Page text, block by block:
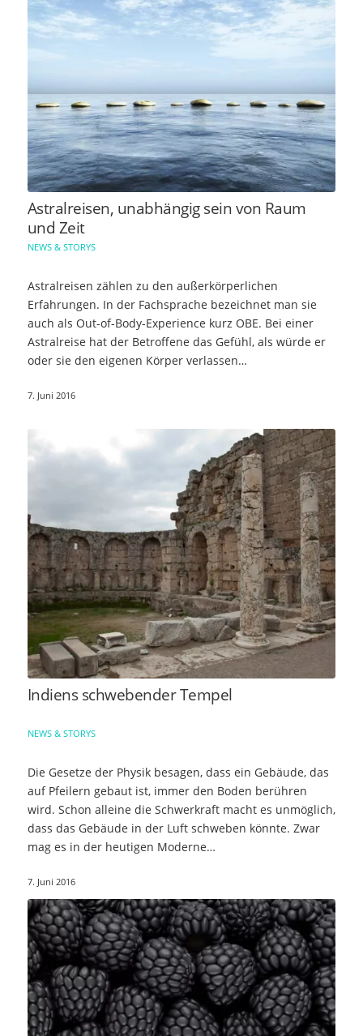
Astralreisen, unabhängig sein von Raum
und Zeit
NEWS & STORYS
Astralreisen zählen zu den außerkörperlichen
Erfahrungen. In der Fachsprache bezeichnet man sie
auch als Out-of-Body-Experience kurz OBE. Bei einer
Astralreise hat der Betroffene das Gefühl, als würde er
oder sie den eigenen Körper verlassen…
7. Juni 2016
Indiens schwebender Tempel
NEWS & STORYS
Die Gesetze der Physik besagen, dass ein Gebäude, das
auf Pfeilern gebaut ist, immer den Boden berühren
wird. Schon alleine die Schwerkraft macht es unmöglich,
dass das Gebäude in der Luft schweben könnte. Zwar
mag es in der heutigen Moderne…
7. Juni 2016